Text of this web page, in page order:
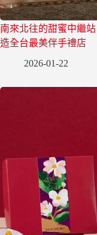
南來北往的甜蜜中繼
造全台最美伴手禮店
2026-01-22